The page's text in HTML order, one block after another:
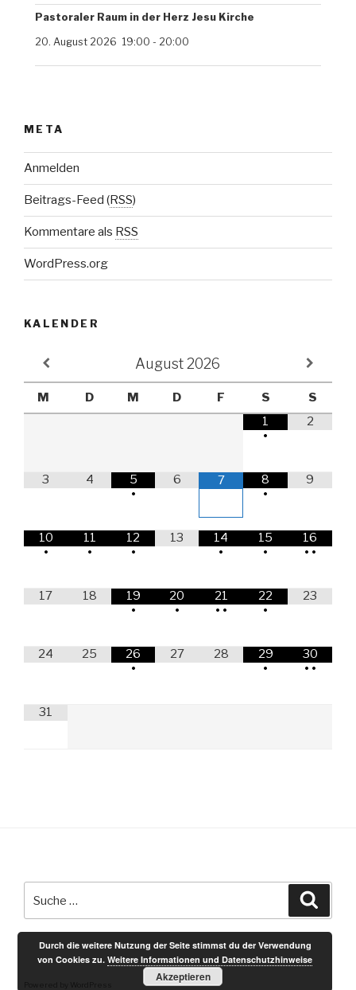
Pastoraler Raum in der Herz Jesu Kirche
20. August 2026 19:00 - 20:00
META
Anmelden
Beitrags-Feed (RSS)
Kommentare als RSS
WordPress.org
KALENDER
August 2026
M D M D F S
S
1
•
2
3 4
5
•
6 7
8
•
9
10
•
11
•
12
•
13
14
•
15
•
16
• •
17 18
19
•
20
•
21
• •
22
•
23
24 25
26
•
27 28
29
•
30
• •
31
Durch die weitere Nutzung der Seite stimmst du der Verwendung
von Cookies zu.Weitere Informationen und Datenschutzhinweise
Akzeptieren